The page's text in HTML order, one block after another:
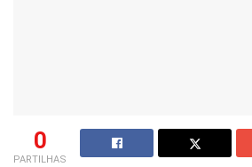
0
PARTILHAS